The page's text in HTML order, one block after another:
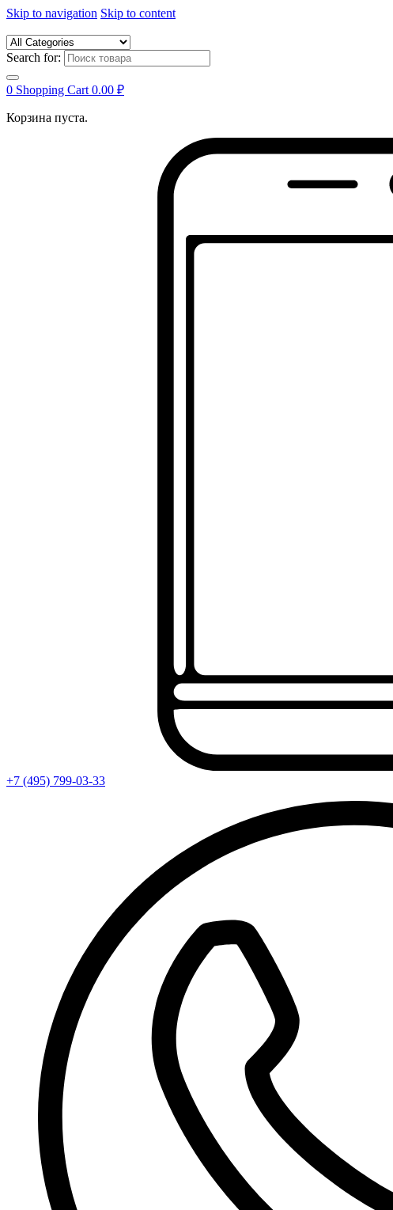
Skip to navigation Skip to content
Search for:
0 Shopping Cart 0.00 ₽
Корзина пуста.
+7 (495) 799-03-33